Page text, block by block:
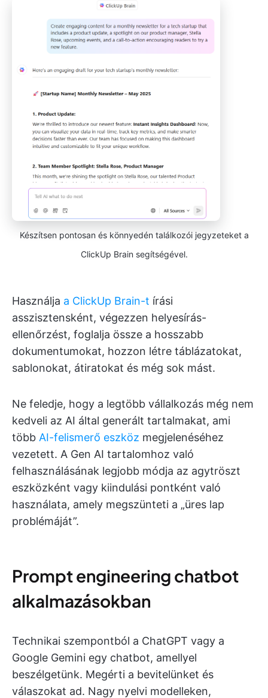
Készítsen pontosan és könnyedén találkozói jegyzeteket a
ClickUp Brain segítségével.
Használja a ClickUp Brain-t írási
asszisztensként, végezzen helyesírás-
ellenőrzést, foglalja össze a hosszabb
dokumentumokat, hozzon létre táblázatokat,
sablonokat, átiratokat és még sok mást.
Ne feledje, hogy a legtöbb vállalkozás még nem
kedveli az AI által generált tartalmakat, ami
több AI-felismerő eszköz megjelenéséhez
vezetett. A Gen AI tartalomhoz való
felhasználásának legjobb módja az agytröszt
eszközként vagy kiindulási pontként való
használata, amely megszünteti a „üres lap
problémáját”.
Prompt engineering chatbot
alkalmazásokban
Technikai szempontból a ChatGPT vagy a
Google Gemini egy chatbot, amellyel
beszélgetünk. Megérti a bevitelünket és
válaszokat ad. Nagy nyelvi modelleken,